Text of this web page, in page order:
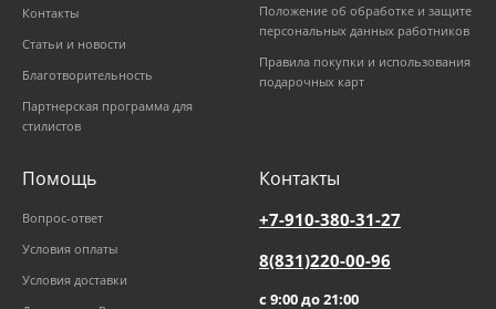
Контакты
Статьи и новости
Благотворительность
Партнерская программа для
стилистов
Положение об обработке и защите
персональных данных работников
Правила покупки и использования
подарочных карт
Помощь
Вопрос-ответ
Условия оплаты
Условия доставки
Контакты
+7-910-380-31-27
8(831)220-00-96
с 9:00 до 21:00